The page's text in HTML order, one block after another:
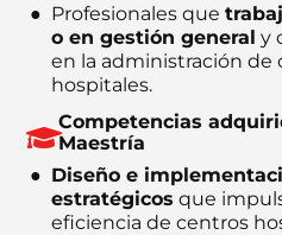
Profesionales que
o en gestión general y
en la administración de
hospitales.
Competencias
Maestría
Diseño e
estratégicos que
eficiencia de centros